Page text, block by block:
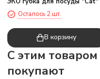
Осталось 2 шт.
В корзину
C этим
покупают